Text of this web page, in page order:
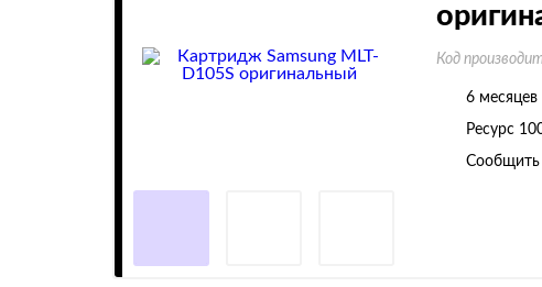
Код
6 месяцев
Ресурс
Сообщить